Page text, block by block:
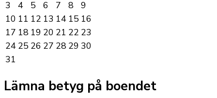
3
4 5 6 7 8
9
10 11 12 13 14 15 16
17 18 19 20 21 22 23
24 25 26 27 28 29 30
31
Lämna betyg på boendet